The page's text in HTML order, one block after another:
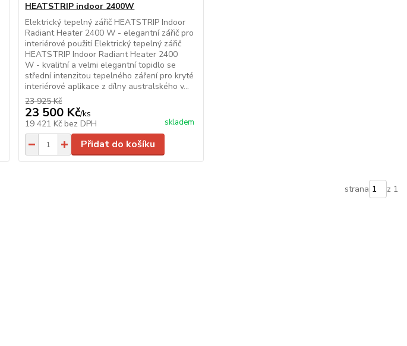
HEATSTRIP indoor 2400W
Elektrický tepelný zářič HEATSTRIP Indoor
Radiant Heater 2400 W - elegantní zářič pro
interiérové použití Elektrický tepelný zářič
HEATSTRIP Indoor Radiant Heater 2400
W - kvalitní a velmi elegantní topidlo se
střední intenzitou tepelného záření pro kryté
interiérové aplikace z dílny australského v...
23 925 Kč
23 500 Kč/ks
19 421 Kč bez DPH skladem
Přidat do košíku
strana z 1